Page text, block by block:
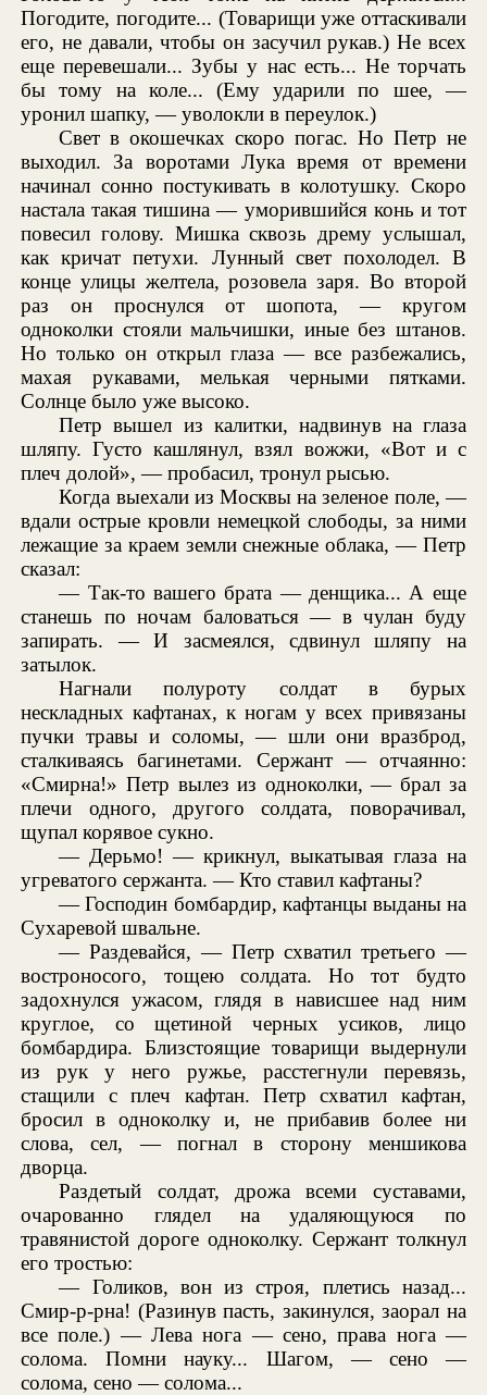
Погодите, погодите... (Товарищи уже оттаскивали
его, не давали, чтобы он засучил рукав.) Не всех
еще перевешали... Зубы у нас есть... Не торчать
бы тому на коле... (Ему ударили по шее, —
уронил шапку, — уволокли в переулок.)
Свет в окошечках скоро погас. Но Петр не
выходил. За воротами Лука время от времени
начинал сонно постукивать в колотушку. Скоро
настала такая тишина — уморившийся конь и тот
повесил голову. Мишка сквозь дрему услышал,
как кричат петухи. Лунный свет похолодел. В
конце улицы желтела, розовела заря. Во второй
раз он проснулся от шопота, — кругом
одноколки стояли мальчишки, иные без штанов.
Но только он открыл глаза — все разбежались,
махая рукавами, мелькая черными пятками.
Солнце было уже высоко.
Петр вышел из калитки, надвинув на глаза
шляпу. Густо кашлянул, взял вожжи, «Вот и с
плеч долой», — пробасил, тронул рысью.
Когда выехали из Москвы на зеленое поле, —
вдали острые кровли немецкой слободы, за ними
лежащие за краем земли снежные облака, — Петр
сказал:
— Так-то вашего брата — денщика... А еще
станешь по ночам баловаться — в чулан буду
запирать. — И засмеялся, сдвинул шляпу на
затылок.
Нагнали полуроту солдат в бурых
нескладных кафтанах, к ногам у всех привязаны
пучки травы и соломы, — шли они вразброд,
сталкиваясь багинетами. Сержант — отчаянно:
«Смирна!» Петр вылез из одноколки, — брал за
плечи одного, другого солдата, поворачивал,
щупал корявое сукно.
— Дерьмо! — крикнул, выкатывая глаза на
угреватого сержанта. — Кто ставил кафтаны?
— Господин бомбардир, кафтанцы выданы на
Сухаревой швальне.
— Раздевайся, — Петр схватил третьего —
востроносого, тощею солдата. Но тот будто
задохнулся ужасом, глядя в нависшее над ним
круглое, со щетиной черных усиков, лицо
бомбардира. Близстоящие товарищи выдернули
из рук у него ружье, расстегнули перевязь,
стащили с плеч кафтан. Петр схватил кафтан,
бросил в одноколку и, не прибавив более ни
слова, сел, — погнал в сторону меншикова
дворца.
Раздетый солдат, дрожа всеми суставами,
очарованно глядел на удаляющуюся по
травянистой дороге одноколку. Сержант толкнул
его тростью:
— Голиков, вон из строя, плетись назад...
Смир-р-рна! (Разинув пасть, закинулся, заорал на
все поле.) — Лева нога — сено, права нога —
солома. Помни науку... Шагом, — сено —
солома, сено — солома...